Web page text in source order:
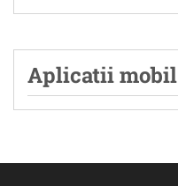
Aplicatii mobil